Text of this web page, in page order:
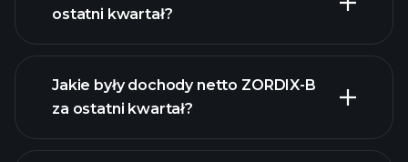
zysków ZORDIX-B
ostatni kwartał?
Jakie były dochody netto ZORDIX-B
za ostatni kwartał?